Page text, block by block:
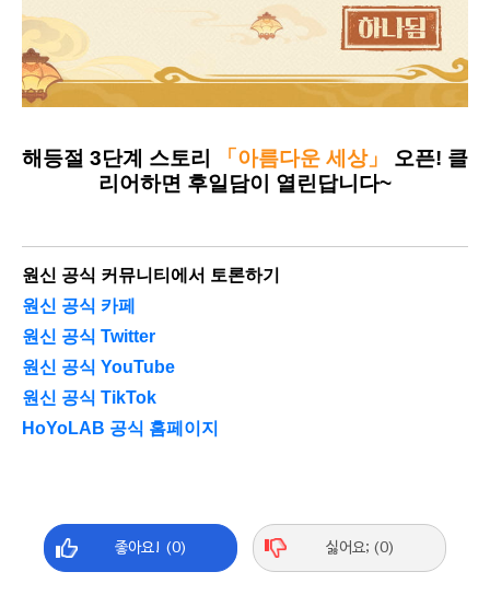
해등절 3단계 스토리 「아름다운 세상」
오픈! 클
리어하면 후일담이 열린답니다~
원신 공식 커뮤니티에서 토론하기
원신 공식 카페
원신 공식 Twitter
원신 공식 YouTube
원신 공식 TikTok
HoYoLAB 공식 홈페이지
좋아요! (0) 싫어요; (0)